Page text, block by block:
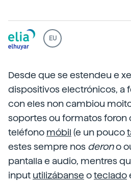
EU
Desde que se estendeu e
dispositivos electrónicos, a
con eles non cambiou
soportes ou formatos foron
teléfono móbil (e un pouco
estes sempre nos derono
pantalla e audio, mentres
input utilizábanse oteclado